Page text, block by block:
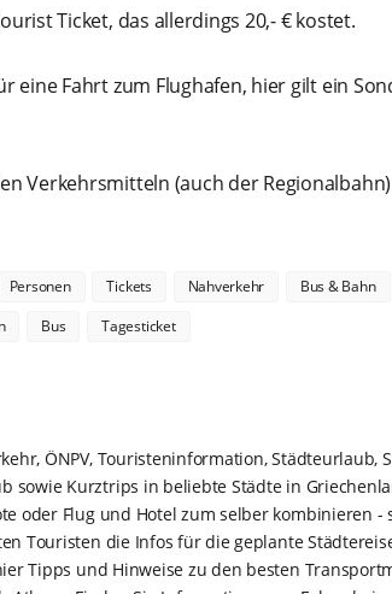
Ticket, das allerdings 20,- € kostet.
eine Fahrt zum Flughafen, hier gilt ein
Verkehrsmitteln (auch der
Personen Tickets Nahverkehr Bus & Bahn
Bus Tagesticket
ÖNPV, Touristeninformation, Städteurlaub,
sowie Kurztrips in beliebte Städte in
oder Flug und Hotel zum selber kombinieren -
Touristen die Infos für die geplante
Tipps und Hinweise zu den besten